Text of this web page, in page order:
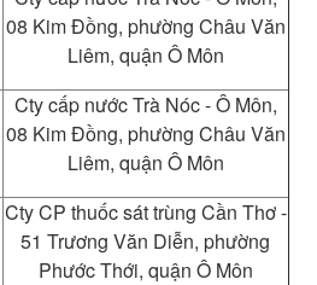
08 Kim Đồng, phường Châu Văn
Liêm, quận Ô Môn
Cty cấp nước Trà Nóc - Ô Môn,
08 Kim Đồng, phường Châu Văn
Liêm, quận Ô Môn
Cty CP thuốc sát trùng Cần Thơ -
51 Trương Văn Diễn, phường
Phước Thới, quận Ô Môn